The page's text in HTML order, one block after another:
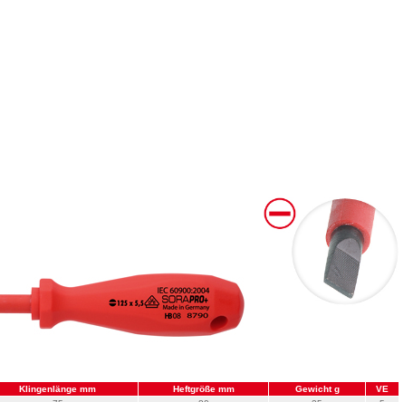
Klingenlänge mm Heftgröße mm Gewicht g
VE